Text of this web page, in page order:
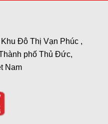
Đô Thị Vạn Phúc ,
phố Thủ Đức,
Nam